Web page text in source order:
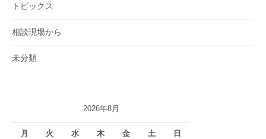
トピックス
相談現場から
未分類
2026年8月
月 火 水 木 金 土 日